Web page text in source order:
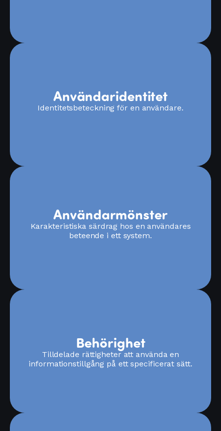
Användaridentitet
Identitetsbeteckning för en användare.
Användarmönster
Karakteristiska särdrag hos en användares
beteende i ett system.
Behörighet
Tilldelade rättigheter att använda en
informationstillgång på ett specificerat sätt.